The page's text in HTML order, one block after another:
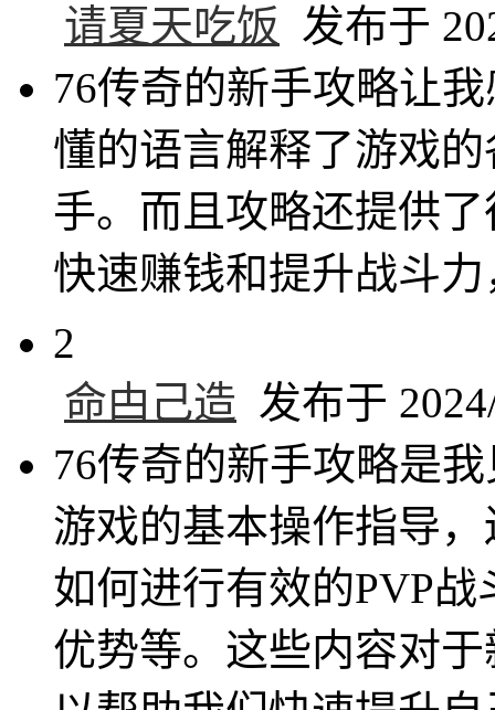
请夏天吃饭 发布于
76传奇的新手攻略让
懂的语言解释了游戏
手。而且攻略还提供
快速赚钱和提升战斗
2
命甴己造 发布于
76传奇的新手攻略是
游戏的基本操作指导
如何进行有效的PVP
优势等。这些内容对